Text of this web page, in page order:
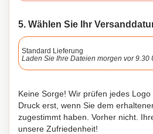
5. Wählen Sie Ihr
Standard Lieferung
Laden Sie Ihre Dateien morgen vor 9.30
Keine Sorge! Wir prüfen jedes
Druck erst, wenn Sie dem
zugestimmt haben. Vorher nicht.
unsere Zufriedenheit!